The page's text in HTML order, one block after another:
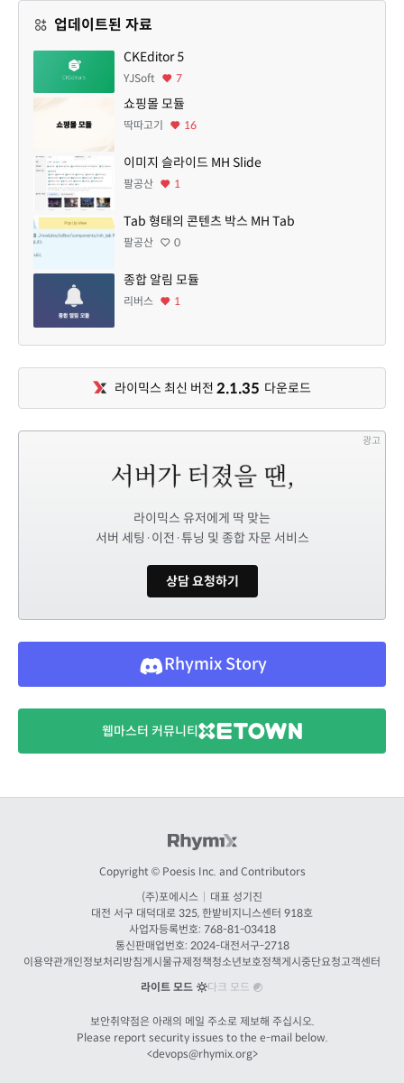
업데이트된 자료
CKEditor 5
YJSoft 7
쇼핑몰 모듈
딱따고기 16
이미지 슬라이드 MH Slide
팔공산 1
Tab 형태의 콘텐츠 박스 MH Tab
팔공산 0
종합 알림 모듈
리버스 1
라이믹스 최신 버전 2.1.35 다운로드
광고
라이믹스 유저에게 딱 맞는
서버 세팅·이전·튜닝 및 종합 자문 서비스
상담 요청하기
Rhymix Story
웹마스터 커뮤니티
Copyright © Poesis Inc. and Contributors
(주)포에시스
대표 성기진
대전 서구 대덕대로 325, 한밭비지니스센터 918호
사업자등록번호: 768-81-03418
통신판매업번호: 2024-대전서구-2718
이용약관개인정보처리방침게시물규제정책청소년보호정책게시중단요청고객센터
라이트 모드
다크 모드
보안취약점은 아래의 메일 주소로 제보해 주십시오.
Please report security issues to the e-mail below.
<devops@rhymix.org>